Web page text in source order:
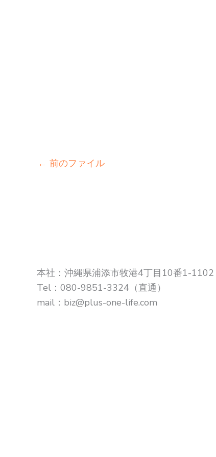
← 前のファイル
本社：沖縄県浦添市牧港4丁目10番1-1102
Tel：080-9851-3324（直通）
mail：biz@plus-one-life.com